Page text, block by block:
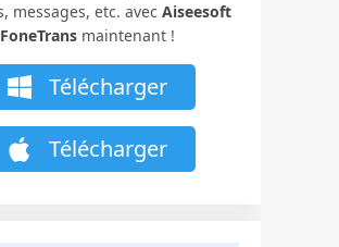
messages, etc. avec Aiseesoft
FoneTransmaintenant !
Télécharger
Télécharger